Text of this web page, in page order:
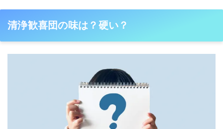
清浄歓喜団の味は？硬い？